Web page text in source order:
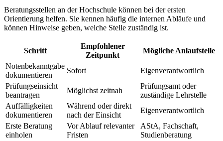
Beratungsstellen an der Hochschule können bei der ersten
Orientierung helfen. Sie kennen häufig die internen Abläufe und
können Hinweise geben, welche Stelle zuständig ist.
Schritt
Empfohlener
Zeitpunkt
Mögliche Anlaufstelle
Notenbekanntgabe
dokumentieren
Sofort
Eigenverantwortlich
Prüfungseinsicht
beantragen
Möglichst zeitnah
Prüfungsamt oder
zuständige Lehrstelle
Auffälligkeiten
dokumentieren
Während oder direkt
nach der Einsicht
Eigenverantwortlich
Erste Beratung
einholen
Vor Ablauf relevanter
Fristen
AStA, Fachschaft,
Studienberatung